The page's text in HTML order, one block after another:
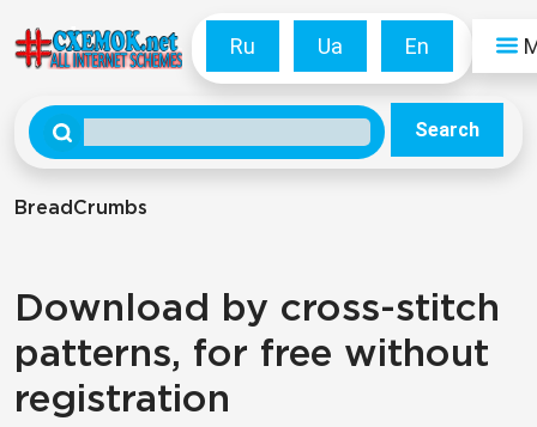
Ru Ua En
Search
BreadCrumbs
Download by cross-stitch
patterns, for free without
registration